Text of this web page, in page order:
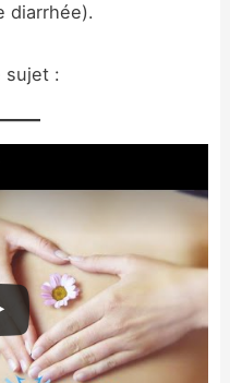
diarrhée).
sujet :